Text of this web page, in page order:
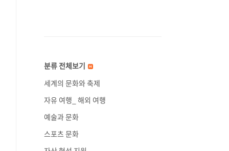
분류 전체보기
세계의 문화와 축제
자유 여행_ 해외 여행
예술과 문화
스포츠 문화